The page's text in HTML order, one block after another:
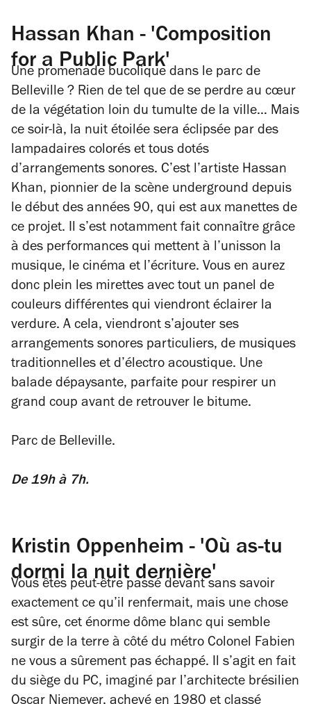
Hassan Khan - 'Composition
for a Public Park'
Une promenade bucolique dans le parc de
Belleville ? Rien de tel que de se perdre au cœur
de la végétation loin du tumulte de la ville… Mais
ce soir-là, la nuit étoilée sera éclipsée par des
lampadaires colorés et tous dotés
d’arrangements sonores. C’est l’artiste Hassan
Khan, pionnier de la scène underground depuis
le début des années 90, qui est aux manettes de
ce projet. Il s’est notamment fait connaître grâce
à des performances qui mettent à l’unisson la
musique, le cinéma et l’écriture. Vous en aurez
donc plein les mirettes avec tout un panel de
couleurs différentes qui viendront éclairer la
verdure. A cela, viendront s’ajouter ses
arrangements sonores particuliers, de musiques
traditionnelles et d’électro acoustique. Une
balade dépaysante, parfaite pour respirer un
grand coup avant de retrouver le bitume.
Parc de Belleville.
De 19h à 7h.
Kristin Oppenheim - 'Où as-tu
dormi la nuit dernière'
Vous êtes peut-être passé devant sans savoir
exactement ce qu’il renfermait, mais une chose
est sûre, cet énorme dôme blanc qui semble
surgir de la terre à côté du métro Colonel Fabien
ne vous a sûrement pas échappé. Il s’agit en fait
du siège du PC, imaginé par l’architecte brésilien